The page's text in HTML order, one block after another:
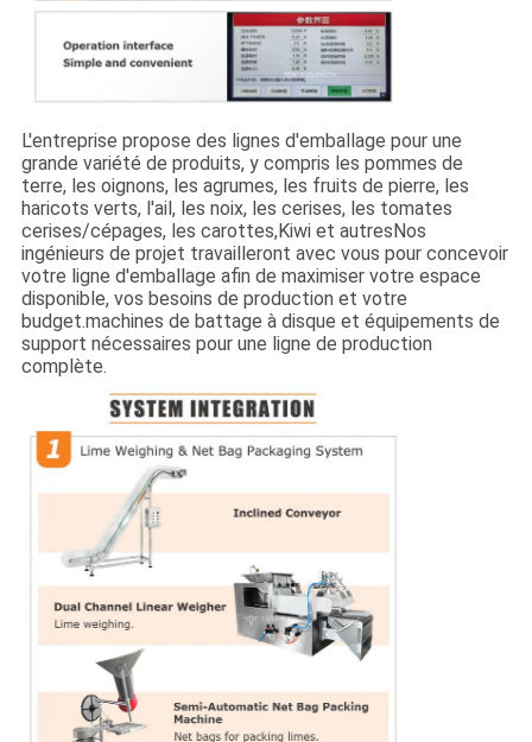
L'entreprise propose des lignes d'emballage pour une
grande variété de produits, y compris les pommes de
terre, les oignons, les agrumes, les fruits de pierre, les
haricots verts, l'ail, les noix, les cerises, les tomates
cerises/cépages, les carottes,Kiwi et autresNos
ingénieurs de projet travailleront avec vous pour concevoir
votre ligne d'emballage afin de maximiser votre espace
disponible, vos besoins de production et votre
budget.machines de battage à disque et équipements de
support nécessaires pour une ligne de production
complète.